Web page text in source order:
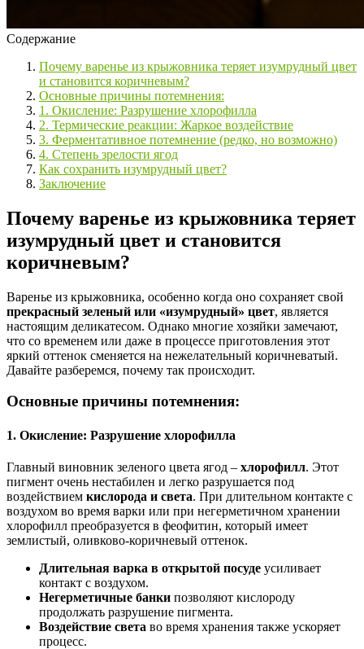
Содержание
Почему варенье из крыжовника теряет изумрудный цвет
и становится коричневым?
Основные причины потемнения:
1. Окисление: Разрушение хлорофилла
2. Термические реакции: Жаркое воздействие
3. Ферментативное потемнение (редко, но возможно)
4. Степень зрелости ягод
Как сохранить изумрудный цвет?
Заключение
Почему варенье из крыжовника теряет
изумрудный цвет и становится
коричневым?
Варенье из крыжовника, особенно когда оно сохраняет свой
прекрасный зеленый или «изумрудный» цвет, является
настоящим деликатесом. Однако многие хозяйки замечают,
что со временем или даже в процессе приготовления этот
яркий оттенок сменяется на нежелательный коричневатый.
Давайте разберемся, почему так происходит.
Основные причины потемнения:
1. Окисление: Разрушение хлорофилла
Главный виновник зеленого цвета ягод – хлорофилл. Этот
пигмент очень нестабилен и легко разрушается под
воздействием кислорода и света. При длительном контакте с
воздухом во время варки или при негерметичном хранении
хлорофилл преобразуется в феофитин, который имеет
землистый, оливково-коричневый оттенок.
Длительная варка в открытой посуде усиливает
контакт с воздухом.
Негерметичные банки позволяют кислороду
продолжать разрушение пигмента.
Воздействие света во время хранения также ускоряет
процесс.